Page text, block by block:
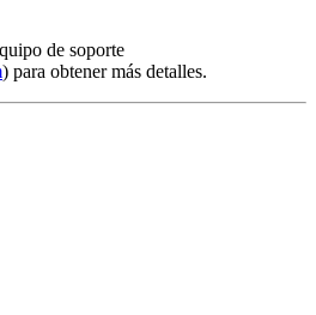
de soporte
) para obtener más detalles.